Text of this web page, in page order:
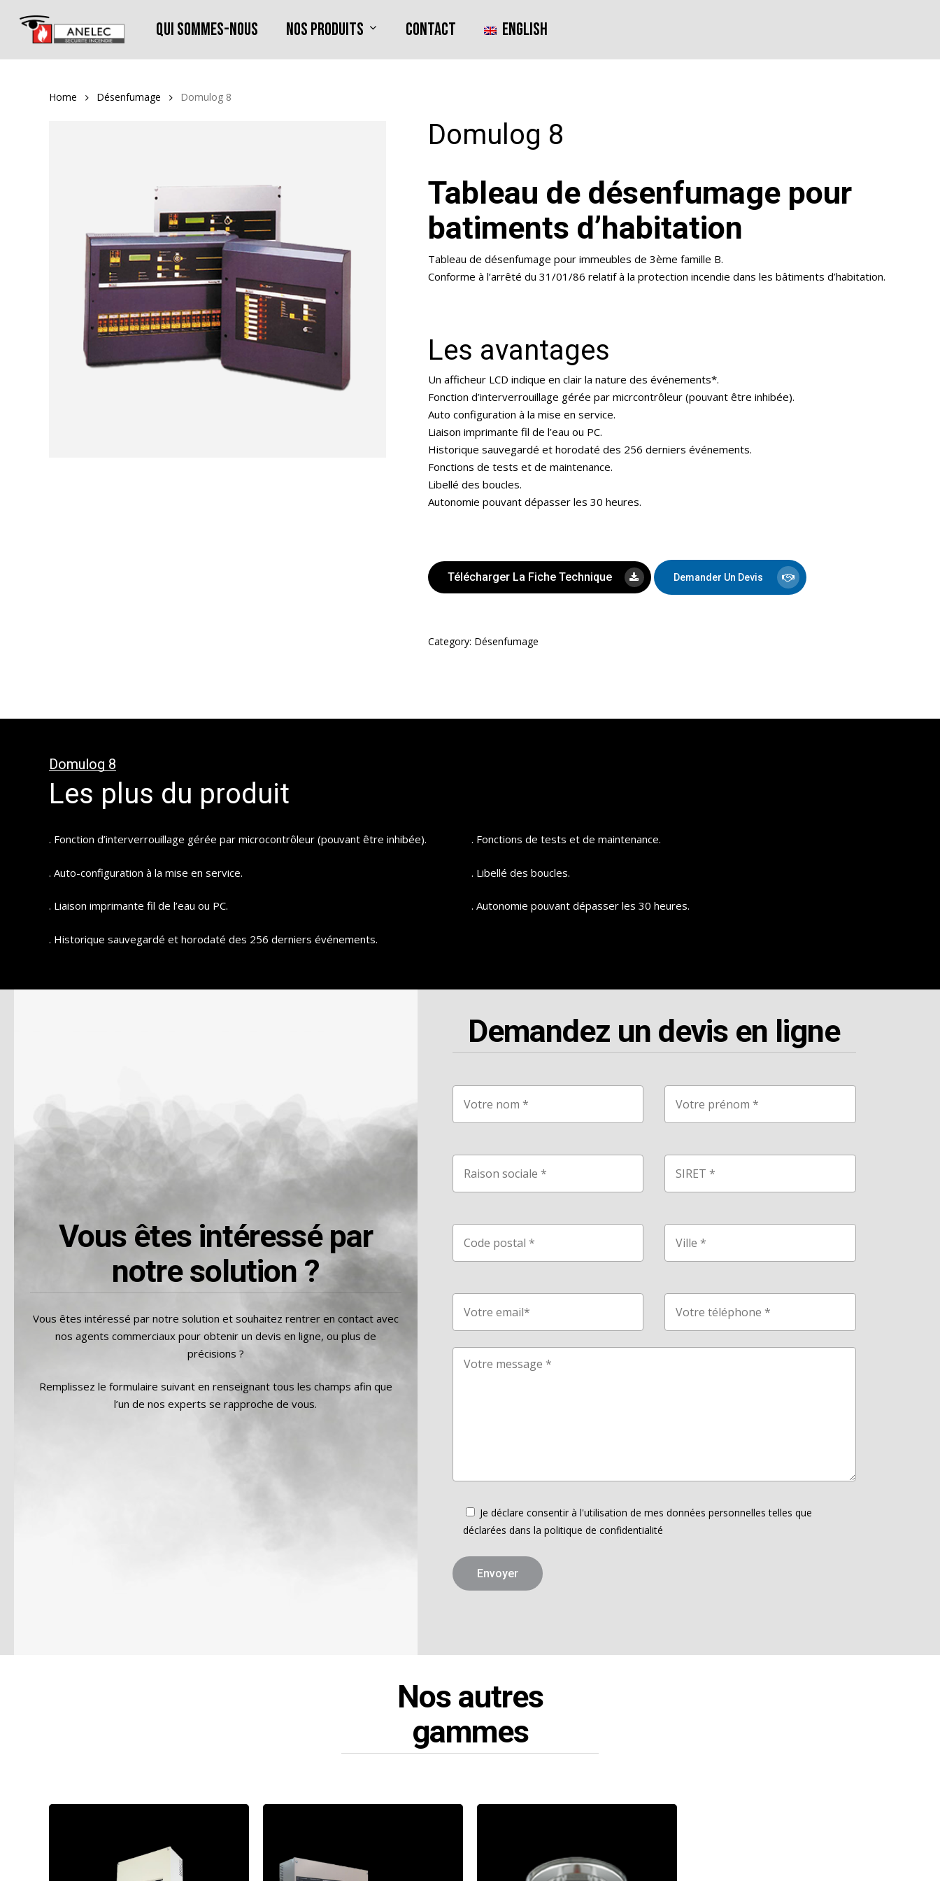
content
Qui sommes-nous Nos produits Contact English
Home Désenfumage Domulog 8
Domulog 8
Tableau de désenfumage pour
batiments d’habitation
Tableau de désenfumage pour immeubles de 3ème famille B.
Conforme à l’arrêté du 31/01/86 relatif à la protection incendie dans les bâtiments d’habitation.
Les avantages
Un afficheur LCD indique en clair la nature des événements*.
Fonction d’interverrouillage gérée par micrcontrôleur (pouvant être inhibée).
Auto configuration à la mise en service.
Liaison imprimante fil de l’eau ou PC.
Historique sauvegardé et horodaté des 256 derniers événements.
Fonctions de tests et de maintenance.
Libellé des boucles.
Autonomie pouvant dépasser les 30 heures.
Télécharger La Fiche Technique Demander Un Devis
Category: Désenfumage
Domulog 8
Les plus du produit
. Fonction d’interverrouillage gérée par microcontrôleur (pouvant être inhibée).
. Auto-configuration à la mise en service.
. Liaison imprimante fil de l’eau ou PC.
. Historique sauvegardé et horodaté des 256 derniers événements.
. Fonctions de tests et de maintenance.
. Libellé des boucles.
. Autonomie pouvant dépasser les 30 heures.
Vous êtes intéressé par
notre solution ?
Vous êtes intéressé par notre solution et souhaitez rentrer en contact avec
nos agents commerciaux pour obtenir un devis en ligne, ou plus de
précisions ?
Remplissez le formulaire suivant en renseignant tous les champs afin que
l’un de nos experts se rapproche de vous.
Demandez un devis en ligne
Je déclare consentir à l'utilisation de mes données personnelles telles que
déclarées dans la politique de confidentialité
Nos autres
gammes